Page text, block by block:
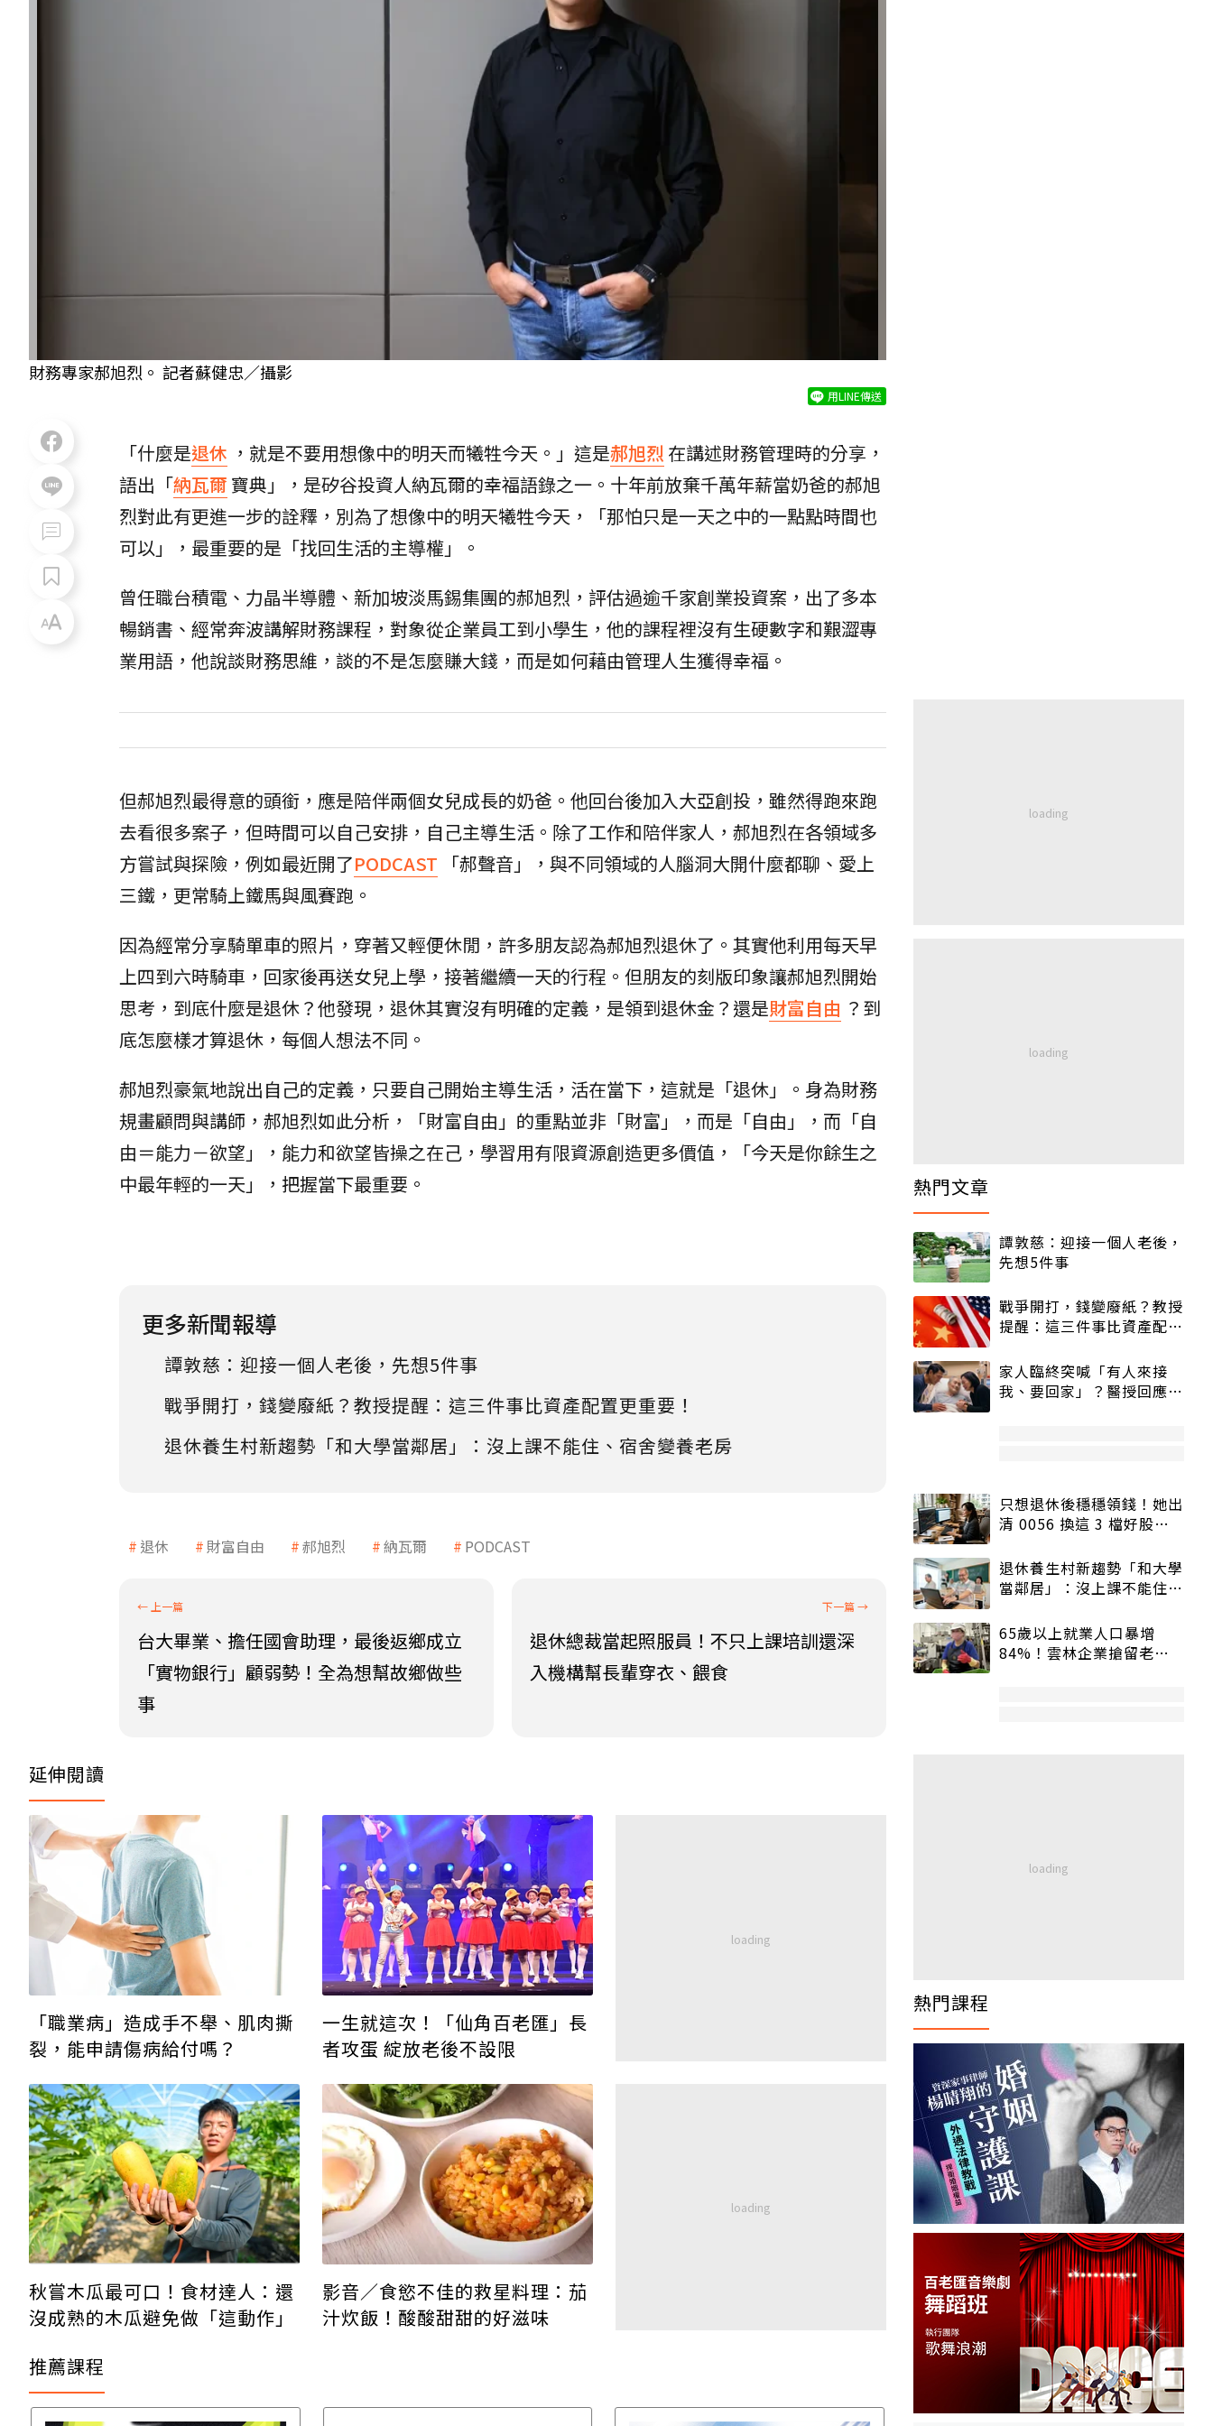
財務專家郝旭烈。 記者蘇健忠／攝影
用LINE傳送
「什麼是退休 ，就是不要用想像中的明天而犧牲今天。」這是郝旭烈 在講述財務管理時的分享，
語出「納瓦爾 寶典」，是矽谷投資人納瓦爾的幸福語錄之一。十年前放棄千萬年薪當奶爸的郝旭
烈對此有更進一步的詮釋，別為了想像中的明天犧牲今天，「那怕只是一天之中的一點點時間也
可以」，最重要的是「找回生活的主導權」。
曾任職台積電、力晶半導體、新加坡淡馬錫集團的郝旭烈，評估過逾千家創業投資案，出了多本
暢銷書、經常奔波講解財務課程，對象從企業員工到小學生，他的課程裡沒有生硬數字和艱澀專
業用語，他說談財務思維，談的不是怎麼賺大錢，而是如何藉由管理人生獲得幸福。
但郝旭烈最得意的頭銜，應是陪伴兩個女兒成長的奶爸。他回台後加入大亞創投，雖然得跑來跑
去看很多案子，但時間可以自己安排，自己主導生活。除了工作和陪伴家人，郝旭烈在各領域多
方嘗試與探險，例如最近開了PODCAST
「郝聲音」，與不同領域的人腦洞大開什麼都聊、愛上
三鐵，更常騎上鐵馬與風賽跑。
因為經常分享騎單車的照片，穿著又輕便休閒，許多朋友認為郝旭烈退休了。其實他利用每天早
上四到六時騎車，回家後再送女兒上學，接著繼續一天的行程。但朋友的刻版印象讓郝旭烈開始
思考，到底什麼是退休？他發現，退休其實沒有明確的定義，是領到退休金？還是財富自由 ？到
底怎麼樣才算退休，每個人想法不同。
郝旭烈豪氣地說出自己的定義，只要自己開始主導生活，活在當下，這就是「退休」。身為財務
規畫顧問與講師，郝旭烈如此分析，「財富自由」的重點並非「財富」，而是「自由」，而「自
由＝能力－欲望」，能力和欲望皆操之在己，學習用有限資源創造更多價值，「今天是你餘生之
中最年輕的一天」，把握當下最重要。
更多新聞報導
譚敦慈：迎接一個人老後，先想5件事
戰爭開打，錢變廢紙？教授提醒：這三件事比資產配置更重要！
退休養生村新趨勢「和大學當鄰居」：沒上課不能住、宿舍變養老房
退休 財富自由 郝旭烈 納瓦爾 PODCAST
台大畢業、擔任國會助理，最後返鄉成立
「實物銀行」顧弱勢！全為想幫故鄉做些
事
退休總裁當起照服員！不只上課培訓還深
入機構幫長輩穿衣、餵食
延伸閱讀
「職業病」造成手不舉、肌肉撕
裂，能申請傷病給付嗎？
一生就這次！「仙角百老匯」長
者攻蛋 綻放老後不設限
秋嘗木瓜最可口！食材達人：還
沒成熟的木瓜避免做「這動作」
影音／食慾不佳的救星料理：茄
汁炊飯！酸酸甜甜的好滋味
推薦課程
熱門文章
譚敦慈：迎接一個人老後，
先想5件事
戰爭開打，錢變廢紙？教授
提醒：這三件事比資產配置
家人臨終突喊「有人來接
我、要回家」？醫授回應方
只想退休後穩穩領錢！她出
清 0056 換這 3 檔好股：
退休養生村新趨勢「和大學
當鄰居」：沒上課不能住、
65歲以上就業人口暴增
84%！雲林企業搶留老員
熱門課程